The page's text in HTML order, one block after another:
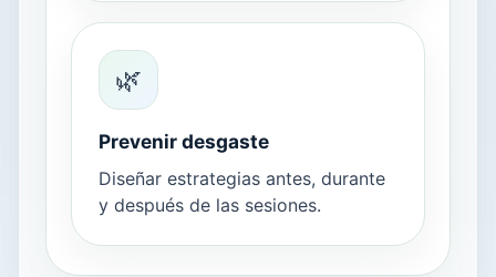
🌿
Prevenir desgaste
Diseñar estrategias antes, durante
y después de las sesiones.